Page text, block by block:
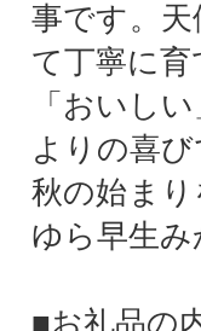
事です。
て丁寧に育
「おいし
よりの喜び
秋の始ま
ゆら早生
■お礼品の